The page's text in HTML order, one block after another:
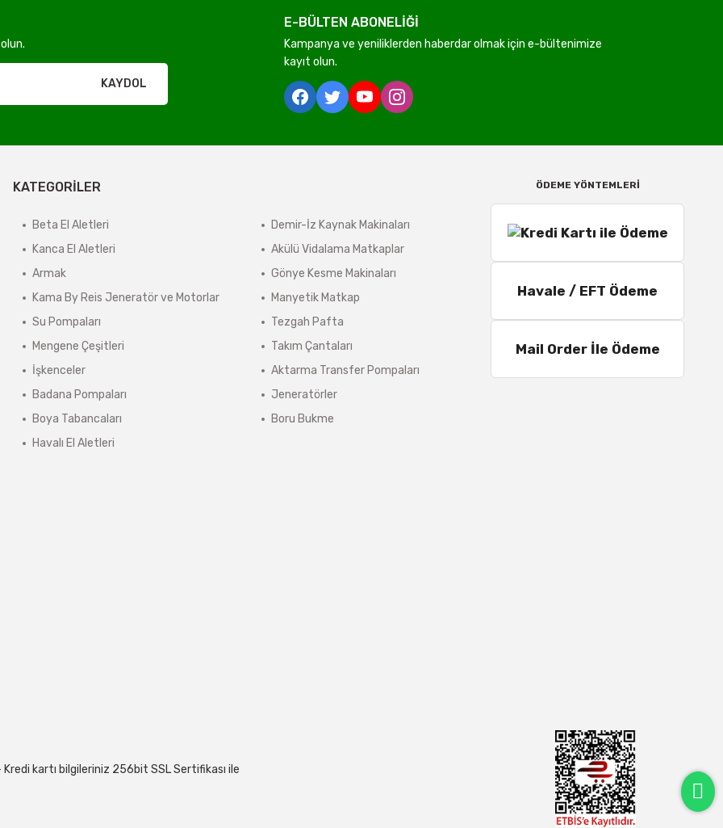
olmadan ücretsiz gönderilir
tabidir.
kargo ücreti karşı ödemeli olarak yansıtılabilir.
sistem tarafından otomatik olarak hesaplanmaktadır.
KAYDOL
E-BÜLTEN ABONELİĞİ
Kampanya ve yeniliklerden haberdar olmak için e-bültenimize
kayıt olun.
KATEGORİLER
Beta El Aletleri
Kanca El Aletleri
Armak
Kama By Reis Jeneratör ve Motorlar
Su Pompaları
Mengene Çeşitleri
İşkenceler
Badana Pompaları
Boya Tabancaları
Havalı El Aletleri
Demir-İz Kaynak Makinaları
Akülü Vidalama Matkaplar
Gönye Kesme Makinaları
Manyetik Matkap
Tezgah Pafta
Takım Çantaları
Aktarma Transfer Pompaları
Jeneratörler
Boru Bukme
ÖDEME YÖNTEMLERİ
Havale / EFT Ödeme
Mail Order İle Ödeme
kartı bilgileriniz 256bit SSL Sertifikası ile